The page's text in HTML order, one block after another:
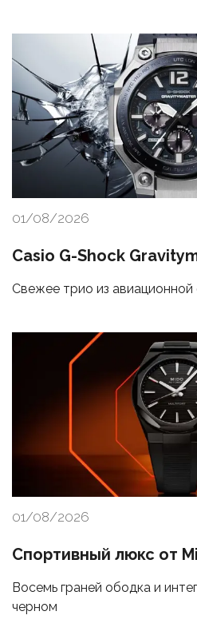
01/08/2026
Casio G-Shock
Свежее трио из
01/08/2026
Спортивный люкс от
Восемь граней ободка и
черном